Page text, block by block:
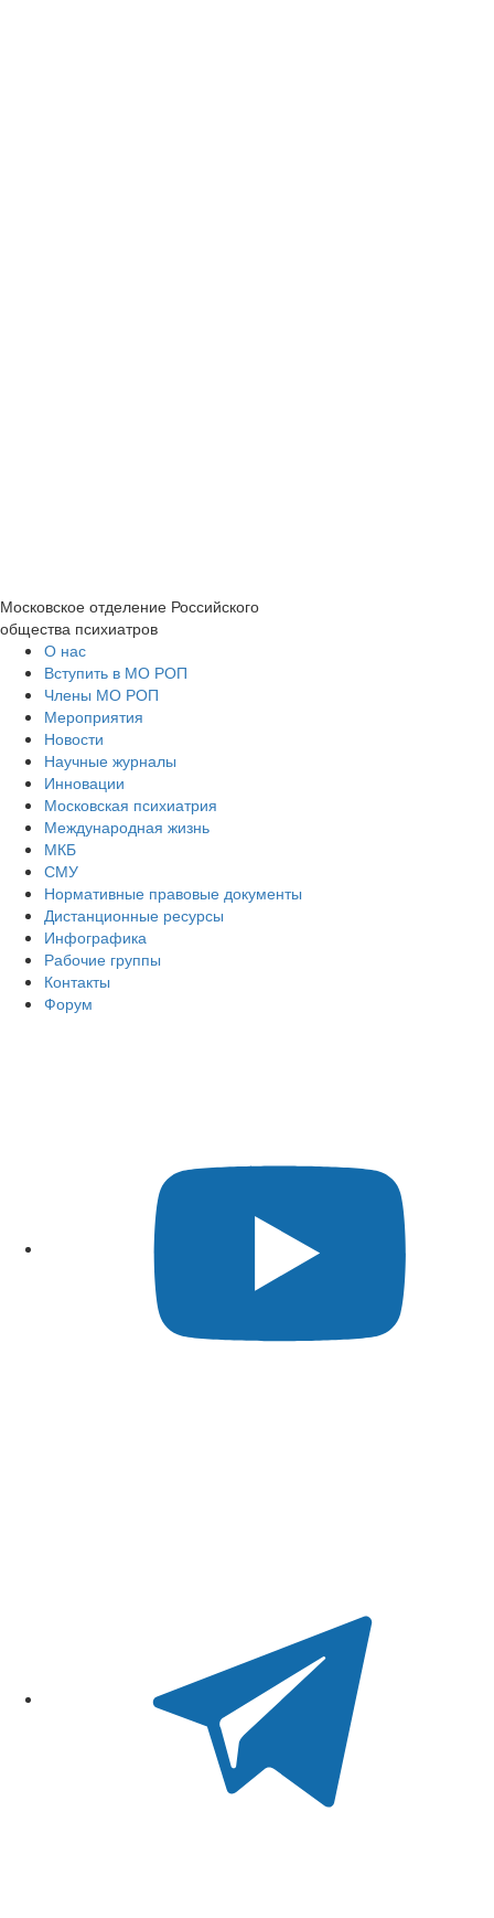
Московское отделение Российского
общества психиатров
О нас
Вступить в МО РОП
Члены МО РОП
Мероприятия
Новости
Научные журналы
Инновации
Московская психиатрия
Международная жизнь
МКБ
СМУ
Нормативные правовые документы
Дистанционные ресурсы
Инфографика
Рабочие группы
Контакты
Форум